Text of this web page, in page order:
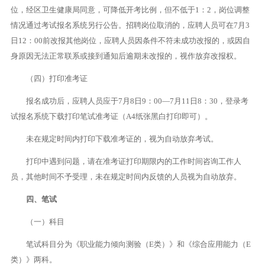
位，经区卫生健康局同意，可降低开考比例，但不低于1：2，岗位调整
情况通过考试报名系统另行公告。招聘岗位取消的，应聘人员可在7月3
日12：00前改报其他岗位，应聘人员因条件不符未成功改报的，或因自
身原因无法正常联系或接到通知后逾期未改报的，视作放弃改报权。
（四）打印准考证
报名成功后，应聘人员应于7月8日9：00—7月11日8：30，登录考
试报名系统下载打印笔试准考证（A4纸张黑白打印即可）。
未在规定时间内打印下载准考证的，视为自动放弃考试。
打印中遇到问题，请在准考证打印期限内的工作时间咨询工作人
员，其他时间不予受理，未在规定时间内反馈的人员视为自动放弃。
四、笔试
（一）科目
笔试科目分为《职业能力倾向测验（E类）》和《综合应用能力（E
类）》两科。